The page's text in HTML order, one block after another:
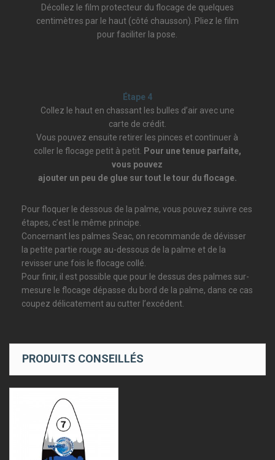
Décollez le film protecteur du flocage de quelques
centimètres par le haut (côté chausson). Pliez le film
pour faciliter la pose.
Étape 4
Collez le haut en chassant les bulles d’air avec une
carte de crédit.
Vous pouvez ensuite retirer les pinces et continuer à
coller le flocage petit à petit. Pour une tenue parfaite,
vous pouvez
ajouter un peu de glue sur tout le tour du flocage.
Pour floquer le dessous de la palme, vous pouvez suivre ces
étapes, c’est le même principe.
Concernant les palmes Seac, on recommande de dévisser
la petite partie rouge au-dessous de la palme et de la
revisser une fois le flocage collé.
Pour finir, il est possible que pour le dessus des palmes sur-
mesure le flocage dépasse du bord de la palme, dans ce cas
coupez délicatement au cutter l’excédent.
PRODUITS CONSEILLÉS